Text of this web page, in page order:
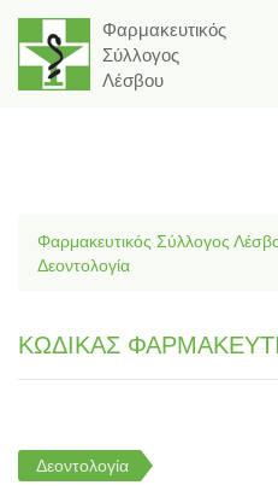
Φαρμακευτικός
Σύλλογος
Λέσβου
Φαρμακευτικός Σύλλογος
Δεοντολογία
ΚΩΔΙΚΑΣ
Δεοντολογία